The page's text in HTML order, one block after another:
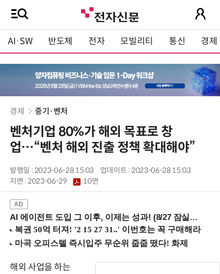
AI·SW 반도체 전자 모빌리티 통신 경제
경제 중기·벤처
벤처기업 80%가 해외 목표로 창
업…“벤처 해외 진출 정책 확대해야”
발행일 : 2023-06-28 15:03
업데이트 : 2023-06-28 15:03
지면 :2023-06-29 10면
AI 에이전트 도입 그 이후, 이제는 성과! (8/27 잠실역)
해외 사업을 하는